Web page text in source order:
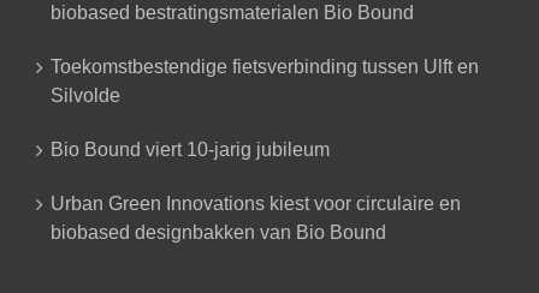
biobased bestratingsmaterialen Bio Bound
Toekomstbestendige fietsverbinding tussen Ulft en
Silvolde
Bio Bound viert 10-jarig jubileum
Urban Green Innovations kiest voor circulaire en
biobased designbakken van Bio Bound